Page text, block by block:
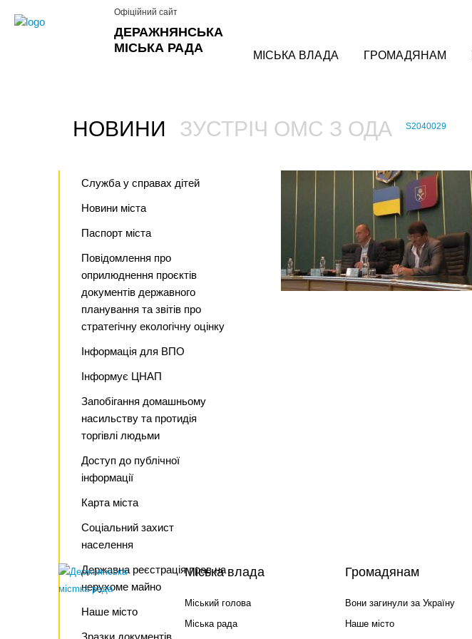
ДЕРАЖНЯНСЬКА
МІСЬКА РАДА
Офіційний сайт
МІСЬКА ВЛАДА ГРОМАДЯНАМ
НОВИНИ ЗУСТРІЧ ОМС З ОДА S2040029
Служба у справах дітей
Новини міста
Паспорт міста
Повідомлення про
оприлюднення проєктів
документів державного
планування та звітів про
стратегічну екологічну оцінку
Інформація для ВПО
Інформує ЦНАП
Запобігання домашньому
насильству та протидія
торгівлі людьми
Доступ до публічної
інформації
Карта міста
Соціальний захист
населення
Державна реєстрація прав на
нерухоме майно
Наше місто
Зразки документів
Міська влада
Міський голова
Міська рада
Громадянам
Вони загинули за Україну
Наше місто